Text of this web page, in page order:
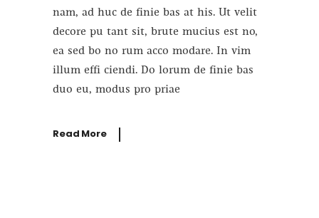
nam, ad huc de finie bas at his. Ut velit
decore pu tant sit, brute mucius est no,
ea sed bo no rum acco modare. In vim
illum effi ciendi. Do lorum de finie bas
duo eu, modus pro priae
Read More